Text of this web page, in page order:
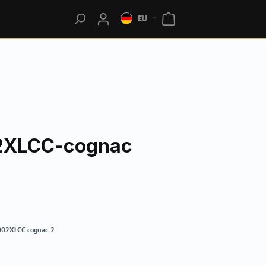
EU
cognac
cognac-2